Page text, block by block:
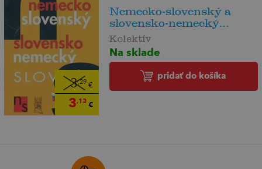
3,29 €
3,13€
Nemecko-slovenský a
slovensko-nemecký...
Kolektív
Na sklade
pridať do košíka